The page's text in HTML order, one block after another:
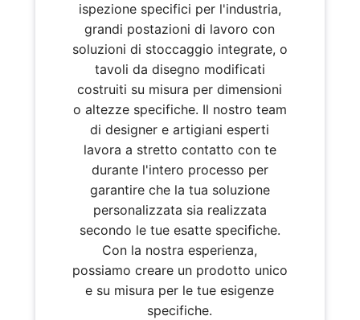
ispezione specifici per l'industria,
grandi postazioni di lavoro con
soluzioni di stoccaggio integrate, o
tavoli da disegno modificati
costruiti su misura per dimensioni
o altezze specifiche. Il nostro team
di designer e artigiani esperti
lavora a stretto contatto con te
durante l'intero processo per
garantire che la tua soluzione
personalizzata sia realizzata
secondo le tue esatte specifiche.
Con la nostra esperienza,
possiamo creare un prodotto unico
e su misura per le tue esigenze
specifiche.